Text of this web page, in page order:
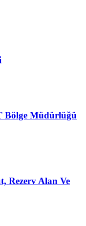
Bölge Müdürlüğü
Rezerv Alan Ve